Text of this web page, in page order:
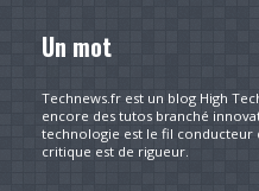
Un mot
Technews.fr est un blog High
encore des tutos branché
technologie est le fil conducteur
critique est de rigueur.